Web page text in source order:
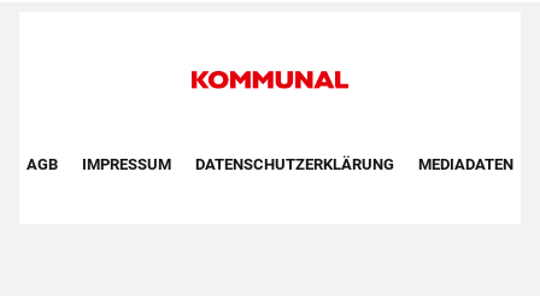
Footer First Navigation
AGB IMPRESSUM DATENSCHUTZERKLÄRUNG MEDIADATEN